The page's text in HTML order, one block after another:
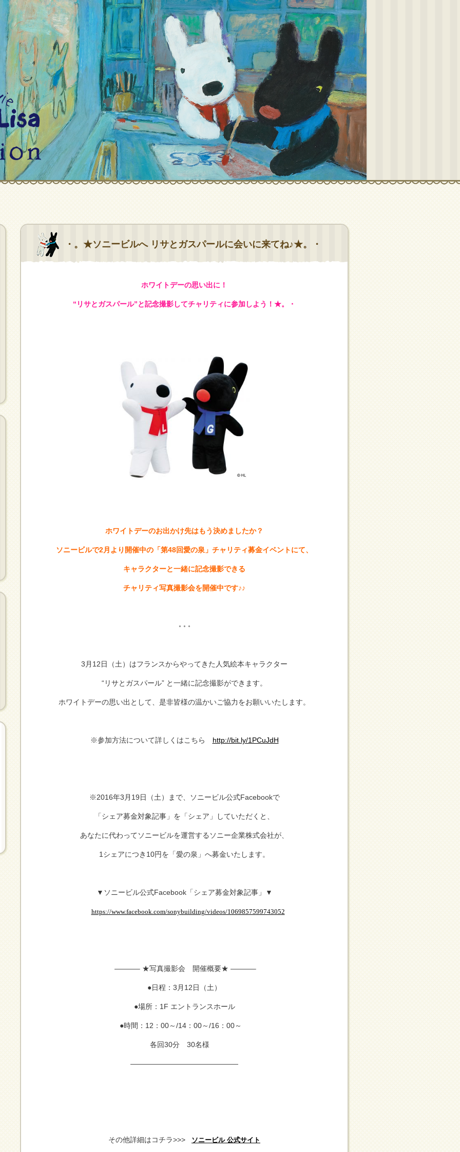
・。★ソニービルへ リサとガスパールに会いに来てね♪★。・
ホワイトデーの思い出に！
“リサとガスパール”と記念撮影してチャリティに参加しよう！★。・
ホワイトデーのお出かけ先はもう決めましたか？
ソニービルで2月より開催中の「第48回愛の泉」チャリティ募金イベントにて、
キャラクターと一緒に記念撮影できる
チャリティ写真撮影会を開催中です♪♪
＊＊＊
3月12日（土）はフランスからやってきた人気絵本キャラクター
“リサとガスパール” と一緒に記念撮影ができます。
ホワイトデーの思い出として、是非皆様の温かいご協力をお願いいたします。
※参加方法について詳しくはこちら http://bit.ly/1PCuJdH
※2016年3月19日（土）まで、ソニービル公式Facebookで
「シェア募金対象記事」を「シェア」していただくと、
あなたに代わってソニービルを運営するソニー企業株式会社が、
1シェアにつき10円を「愛の泉」へ募金いたします。
▼ソニービル公式Facebook「シェア募金対象記事」▼
https://www.facebook.com/sonybuilding/videos/1069857599743052
———– ★写真撮影会 開催概要★ ———–
●日程：3月12日（土）
●場所：1F エントランスホール
●時間：12：00～/14：00～/16：00～
各回30分 30名様
———————————————
その他詳細はコチラ>>> ソニービル 公式サイト